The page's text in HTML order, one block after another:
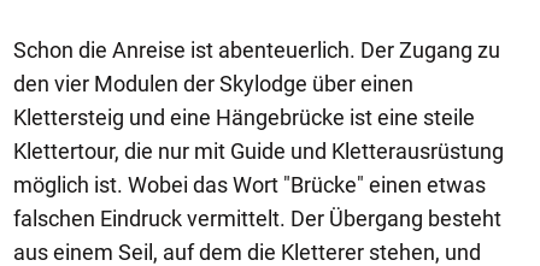
Schon die Anreise ist abenteuerlich. Der Zugang zu
den vier Modulen der Skylodge über einen
Klettersteig und eine Hängebrücke ist eine steile
Klettertour, die nur mit Guide und Kletterausrüstung
möglich ist. Wobei das Wort "Brücke" einen etwas
falschen Eindruck vermittelt. Der Übergang besteht
aus einem Seil, auf dem die Kletterer stehen, und